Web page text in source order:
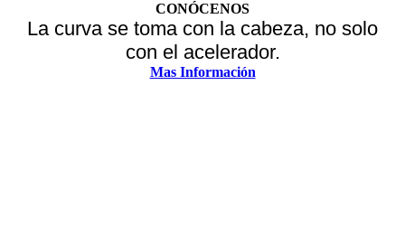
CONÓCENOS
La curva se toma con la cabeza, no solo
con el acelerador.
Mas Información